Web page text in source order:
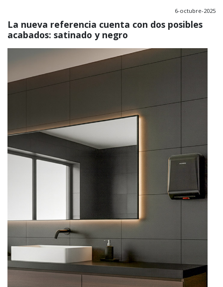
6-octubre-2025
La nueva referencia cuenta con dos posibles
acabados: satinado y negro